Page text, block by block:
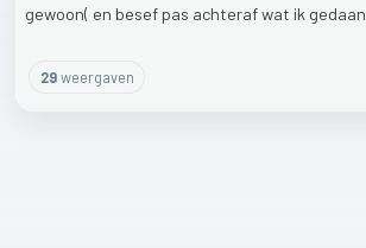
gewoon( en besef pas achterafwat ik gedaan
29weergaven